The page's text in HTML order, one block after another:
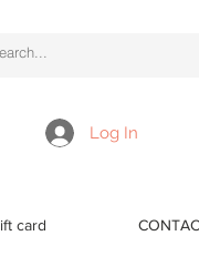
Log In
card